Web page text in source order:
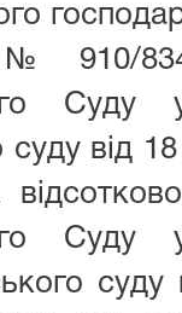
910/
Суду
суду від
Суду